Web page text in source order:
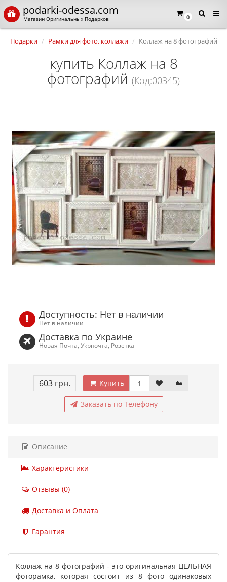
0
podarki-odessa.com
Магазин Оригинальных Подарков
Подарки Рамки для фото, коллажи Коллаж на 8 фотографий
купить Коллаж на 8
фотографий (Код:00345)
Доступность: Нет в наличии
Нет в наличии
Доставка по Украине
Новая Почта, Укрпочта, Розетка
603 грн. Купить
Заказать по Телефону
Описание
Характеристики
Отзывы (0)
Доставка и Оплата
Гарантия
Коллаж на 8 фотографий - это оригинальная ЦЕЛЬНАЯ
фоторамка, которая состоит из 8 фото одинаковых